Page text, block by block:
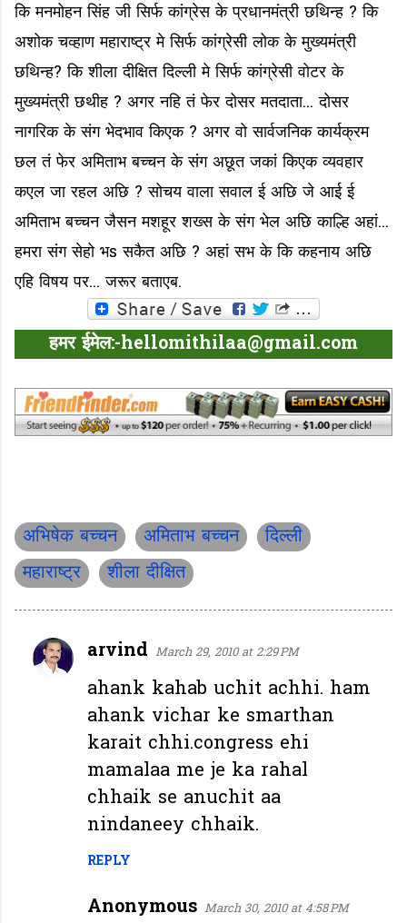
कि मनमोहन सिंह जी सिर्फ कांग्रेस के प्रधानमंत्री छथिन्ह ? कि
अशोक चव्हाण महाराष्ट्र मे सिर्फ कांग्रेसी लोक के मुख्यमंत्री
छथिन्ह? कि शीला दीक्षित दिल्ली मे सिर्फ कांग्रेसी वोटर के
मुख्यमंत्री छथीह ? अगर नहि तं फेर दोसर मतदाता... दोसर
नागरिक के संग भेदभाव किएक ? अगर वो सार्वजनिक कार्यक्रम
छल तं फेर अमिताभ बच्चन के संग अछूत जकां किएक व्यवहार
कएल जा रहल अछि ? सोचय वाला सवाल ई अछि जे आई ई
अमिताभ बच्चन जैसन मशहूर शख्स के संग भेल अछि काल्हि अहां...
हमरा संग सेहो भs सकैत अछि ? अहां सभ के कि कहनाय अछि
एहि विषय पर... जरूर बताएब.
हमर ईमेल:-hellomithilaa@gmail.com
अभिषेक बच्चन अमिताभ बच्चन
दिल्ली
महाराष्ट्र
शीला दीक्षित
C
arvind March 29, 2010 at 2:29 PM
ahank kahab uchit achhi. ham
ahank vichar ke smarthan
karait chhi.congress ehi
mamalaa me je ka rahal
chhaik se anuchit aa
nindaneey chhaik.
REPLY
Anonymous March 30, 2010 at 4:58 PM